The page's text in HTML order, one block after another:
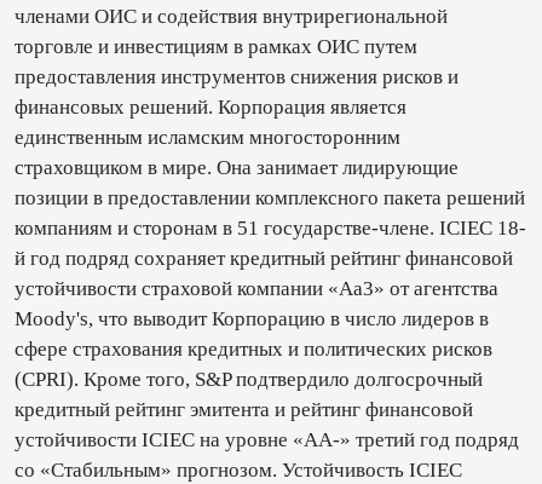
членами ОИС и содействия внутрирегиональной
торговле и инвестициям в рамках ОИС путем
предоставления инструментов снижения рисков и
финансовых решений. Корпорация является
единственным исламским многосторонним
страховщиком в мире. Она занимает лидирующие
позиции в предоставлении комплексного пакета решений
компаниям и сторонам в 51 государстве-члене. ICIEC 18-
й год подряд сохраняет кредитный рейтинг финансовой
устойчивости страховой компании «Aa3» от агентства
Moody's, что выводит Корпорацию в число лидеров в
сфере страхования кредитных и политических рисков
(CPRI). Кроме того, S&P подтвердило долгосрочный
кредитный рейтинг эмитента и рейтинг финансовой
устойчивости ICIEC на уровне «AA-» третий год подряд
со «Стабильным» прогнозом. Устойчивость ICIEC